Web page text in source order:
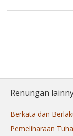
Renungan
Berkata dan
Pemeliharaan